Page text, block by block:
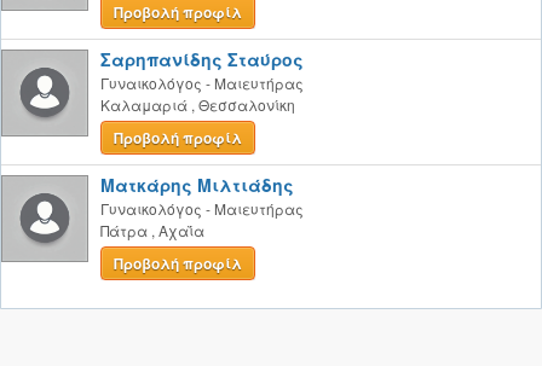
Προβολή προφίλ
Σαρηπανίδης Σταύρος
Γυναικολόγος - Μαιευτήρας
Καλαμαριά , Θεσσαλονίκη
Προβολή προφίλ
Ματκάρης Μιλτιάδης
Γυναικολόγος - Μαιευτήρας
Πάτρα , Αχαΐα
Προβολή προφίλ